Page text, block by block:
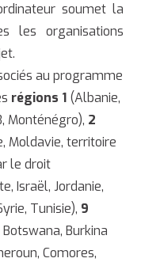
soumet la
les organisations
au programme
régions 1(Albanie,
Monténégro), 2
Moldavie, territoire
le droit
Israël, Jordanie,
Tunisie), 9
Burkina
Comores,